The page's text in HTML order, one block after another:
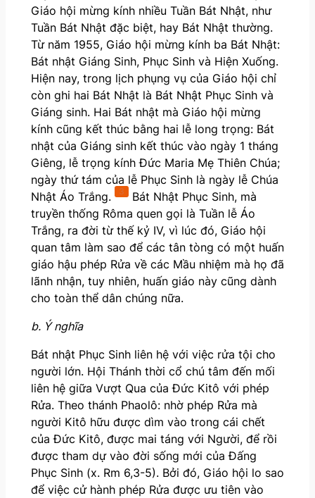
Giáo hội mừng kính nhiều Tuần Bát Nhật, như
Tuần Bát Nhật đặc biệt, hay Bát Nhật thường.
Từ năm 1955, Giáo hội mừng kính ba Bát Nhật:
Bát nhật Giáng Sinh, Phục Sinh và Hiện Xuống.
Hiện nay, trong lịch phụng vụ của Giáo hội chỉ
còn ghi hai Bát Nhật là Bát Nhật Phục Sinh và
Giáng sinh. Hai Bát nhật mà Giáo hội mừng
kính cũng kết thúc bằng hai lễ long trọng: Bát
nhật của Giáng sinh kết thúc vào ngày 1 tháng
Giêng, lễ trọng kính Đức Maria Mẹ Thiên Chúa;
ngày thứ tám của lễ Phục Sinh là ngày lễ Chúa
Nhật Áo Trắng.
3 Bát Nhật Phục Sinh, mà
truyền thống Rôma quen gọi là Tuần lễ Áo
Trắng, ra đời từ thế kỷ IV, vì lúc đó, Giáo hội
quan tâm làm sao để các tân tòng có một huấn
giáo hậu phép Rửa về các Mầu nhiệm mà họ đã
lãnh nhận, tuy nhiên, huấn giáo này cũng dành
cho toàn thể dân chúng nữa.
b. Ý nghĩa
Bát nhật Phục Sinh liên hệ với việc rửa tội cho
người lớn. Hội Thánh thời cổ chú tâm đến mối
liên hệ giữa Vượt Qua của Đức Kitô với phép
Rửa. Theo thánh Phaolô: nhờ phép Rửa mà
người Kitô hữu được dìm vào trong cái chết
của Đức Kitô, được mai táng với Người, để rồi
được tham dự vào đời sống mới của Đấng
Phục Sinh (x. Rm 6,3-5). Bởi đó, Giáo hội lo sao
để việc cử hành phép Rửa được ưu tiên vào